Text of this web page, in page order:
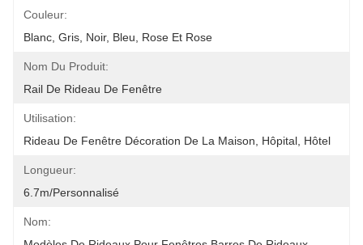
Couleur:
Blanc, Gris, Noir, Bleu, Rose Et Rose
Nom Du Produit:
Rail De Rideau De Fenêtre
Utilisation:
Rideau De Fenêtre Décoration De La Maison, Hôpital, Hôtel
Longueur:
6.7m/personnalisé
Nom: